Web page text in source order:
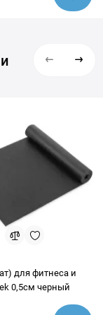
для фитнеса и
0,5см черный